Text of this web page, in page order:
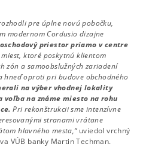
pre úplne novú pobočku,
modernom Cordusio dizajne
priestor priamo v centre
ktoré poskytnú klientom
zón a samoobslužných zariadení
hneď oproti pri budove obchodného
na výber vhodnej lokality
voľba na známe miesto na rohu
Pri rekonštrukcii sme intenzívne
stranami vrátane
hlavného mesta,“uviedol vrchný
VÚB banky Martin Techman.